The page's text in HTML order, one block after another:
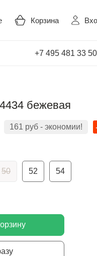
Корзина
+7 495 481 33 50
бежевая
161 руб - экономии!
50 52 54